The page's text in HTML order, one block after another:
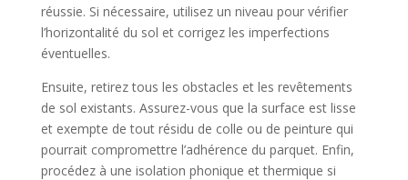
réussie. Si nécessaire, utilisez un niveau pour vérifier
l’horizontalité du sol et corrigez les imperfections
éventuelles.
Ensuite, retirez tous les obstacles et les revêtements
de sol existants. Assurez-vous que la surface est lisse
et exempte de tout résidu de colle ou de peinture qui
pourrait compromettre l’adhérence du parquet. Enfin,
procédez à une isolation phonique et thermique si